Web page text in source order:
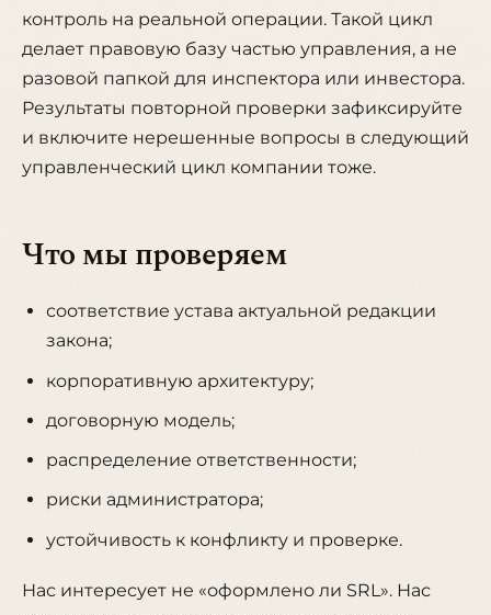
контроль на реальной операции. Такой цикл
делает правовую базу частью управления, а не
разовой папкой для инспектора или инвестора.
Результаты повторной проверки зафиксируйте
и включите нерешенные вопросы в следующий
управленческий цикл компании тоже.
Что мы проверяем
соответствие устава актуальной редакции
закона;
корпоративную архитектуру;
договорную модель;
распределение ответственности;
риски администратора;
устойчивость к конфликту и проверке.
Нас интересует не «оформлено ли SRL». Нас